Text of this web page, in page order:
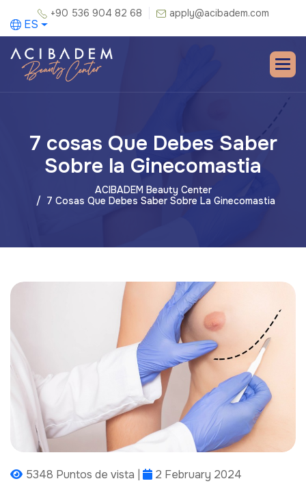
+90 536 904 82 68 apply@acibadem.com
ES
7 cosas Que Debes Saber
Sobre la Ginecomastia
ACIBADEM Beauty Center
7 Cosas Que Debes Saber Sobre La Ginecomastia
5348 Puntos de vista | 2 February 2024